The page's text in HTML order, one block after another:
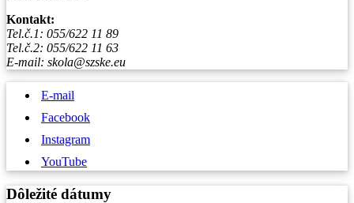
Kontakt:
Tel.č.1: 055/622 11 89
Tel.č.2: 055/622 11 63
E-mail: skola@szske.eu
E-mail
Facebook
Instagram
YouTube
Dôležité dátumy